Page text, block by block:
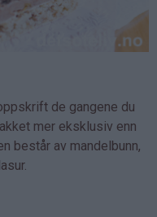
de gangene du
mer eksklusiv enn
består av mandelbunn,